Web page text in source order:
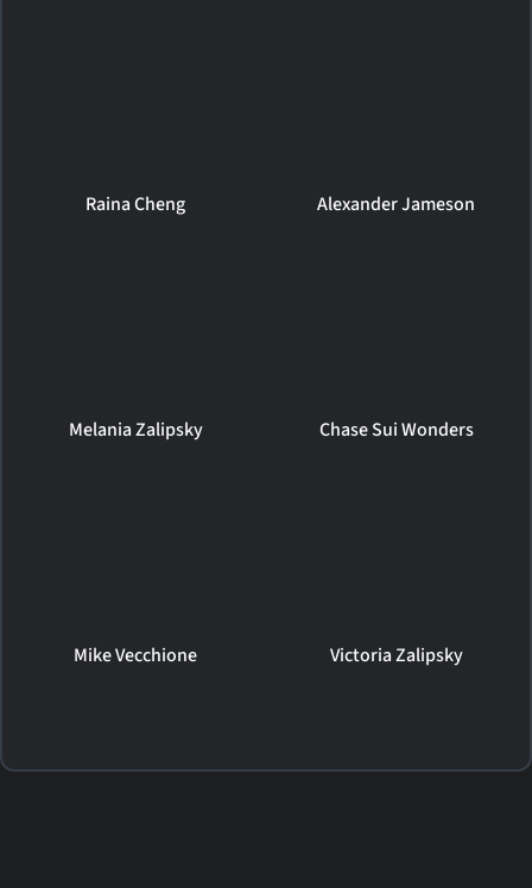
Raina Cheng Alexander Jameson
Melania Zalipsky Chase Sui Wonders
Mike Vecchione Victoria Zalipsky